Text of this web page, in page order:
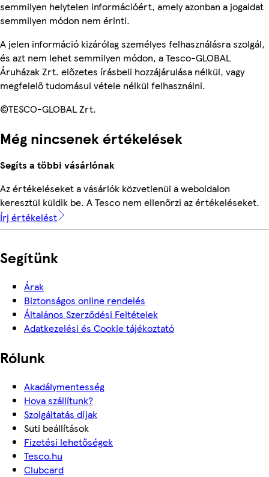
semmilyen helytelen információért, amely azonban a jogaidat
semmilyen módon nem érinti.
A jelen információ kizárólag személyes felhasználásra szolgál,
és azt nem lehet semmilyen módon, a Tesco-GLOBAL
Áruházak Zrt. előzetes írásbeli hozzájárulása nélkül, vagy
megfelelő tudomásul vétele nélkül felhasználni.
©TESCO-GLOBAL Zrt.
Még nincsenek értékelések
Segíts a többi vásárlónak
Az értékeléseket a vásárlók közvetlenül a weboldalon
keresztül küldik be. A Tesco nem ellenőrzi az értékeléseket.
Írj értékelést
Segítünk
Árak
Biztonságos online rendelés
Általános Szerződési Feltételek
Adatkezelési és Cookie tájékoztató
Rólunk
Akadálymentesség
Hova szállítunk?
Szolgáltatás díjak
Süti beállítások
Fizetési lehetőségek
Tesco.hu
Clubcard